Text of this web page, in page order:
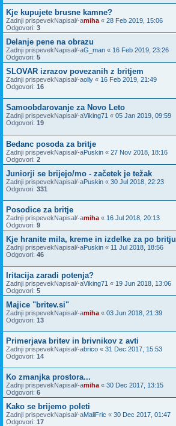
Kje kupujete brusne kamne?
Zadnji prispevekNapisal/-amiha « 28 Feb 2019, 15:06
Odgovori: 3
Delanje pene na obrazu
Zadnji prispevekNapisal/-aG_man « 16 Feb 2019, 23:26
Odgovori: 5
SLOVAR izrazov povezanih z britjem
Zadnji prispevekNapisal/-aolly « 16 Feb 2019, 21:49
Odgovori: 16
Samoobdarovanje za Novo Leto
Zadnji prispevekNapisal/-aViking71 « 05 Jan 2019, 09:59
Odgovori: 19
Bedanc posoda za britje
Zadnji prispevekNapisal/-aPuskin « 27 Nov 2018, 18:16
Odgovori: 2
Juniorji se brijejo/mo - začetek je težak
Zadnji prispevekNapisal/-aPuskin « 30 Jul 2018, 22:23
Odgovori: 331
Posodice za britje
Zadnji prispevekNapisal/-amiha « 16 Jul 2018, 20:13
Odgovori: 9
Kje hranite mila, kreme in izdelke za po britju
Zadnji prispevekNapisal/-aPuskin « 11 Jul 2018, 18:56
Odgovori: 46
Iritacija zaradi potenja?
Zadnji prispevekNapisal/-aViking71 « 19 Jun 2018, 13:06
Odgovori: 5
Majice "britev.si"
Zadnji prispevekNapisal/-amiha « 03 Jun 2018, 21:39
Odgovori: 13
Primerjava britev in brivnikov z avti
Zadnji prispevekNapisal/-abrico « 31 Dec 2017, 15:53
Odgovori: 14
Ko zmanjka prostora...
Zadnji prispevekNapisal/-amiha « 30 Dec 2017, 13:15
Odgovori: 6
Kako se brijemo poleti
Zadnji prispevekNapisal/-aMaliFric « 30 Dec 2017, 01:47
Odgovori: 17